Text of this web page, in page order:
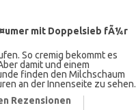
mit Doppelsieb fÃ¼r
So cremig bekommt es
damit und einem
finden den Milchschaum
an der Innenseite zu sehen.
Rezensionen